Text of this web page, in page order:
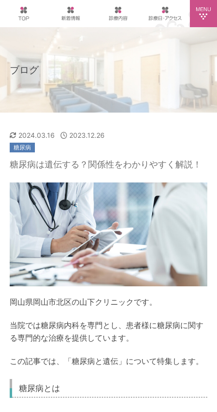
ブログ
2024.03.16 2023.12.26
糖尿病
糖尿病は遺伝する？関係性をわかりやすく解説！
岡山県岡山市北区の山下クリニックです。
当院では糖尿病内科を専門とし、患者様に糖尿病に関す
る専門的な治療を提供しています。
この記事では、「糖尿病と遺伝」について特集します。
糖尿病とは